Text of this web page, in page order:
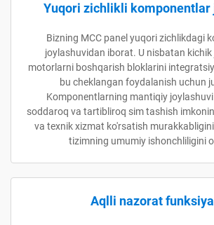
Yuqori zichlikli komponentlar
Bizning MCC panel yuqori zichlikdagi
joylashuvidan iborat. U nisbatan kichik
motorlarni boshqarish bloklarini
bu cheklangan foydalanish uchun
Komponentlarning mantiqiy
soddaroq va tartibliroq sim tashish
va texnik xizmat ko'rsatish
tizimning umumiy ishonchliligini
Aqlli nazorat